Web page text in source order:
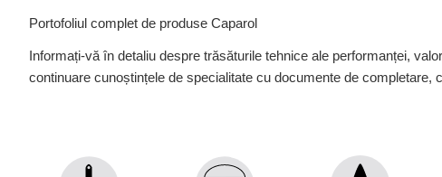
Portofoliul complet de produse Caparol
Informați-vă în detaliu despre trăsăturile tehnice ale performanței,
continuare cunoștințele de specialitate cu documente de